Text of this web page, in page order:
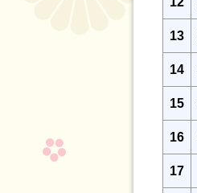
13
14
15
16
17